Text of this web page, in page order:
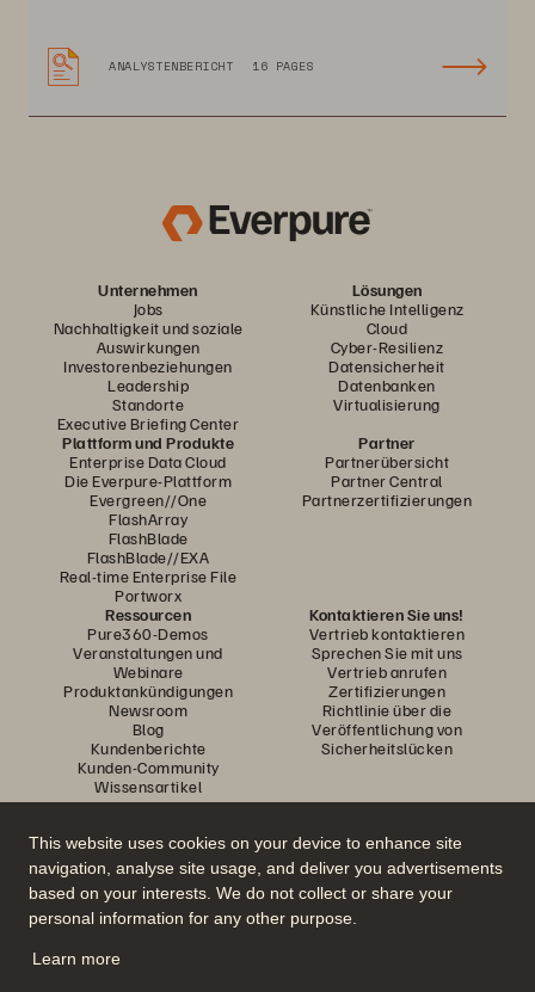
This website uses cookies on your device to enhance site
navigation, analyse site usage, and deliver you advertisements
based on your interests. We do not collect or share your
personal information for any other purpose.
Learn more
ANALYSTENBERICHT 16 PAGES
Unternehmen
Jobs
Nachhaltigkeit und soziale
Auswirkungen
Investorenbeziehungen
Leadership
Standorte
Executive Briefing Center
Lösungen
Künstliche Intelligenz
Cloud
Cyber-Resilienz
Datensicherheit
Datenbanken
Virtualisierung
Plattform und Produkte
Enterprise Data Cloud
Die Everpure-Plattform
Evergreen//One
FlashArray
FlashBlade
FlashBlade//EXA
Real-time Enterprise File
Portworx
Partner
Partnerübersicht
Partner Central
Partnerzertifizierungen
Ressourcen
Pure360-Demos
Veranstaltungen und
Webinare
Produktankündigungen
Newsroom
Blog
Kundenberichte
Kunden-Community
Wissensartikel
Kontaktieren Sie uns!
Vertrieb kontaktieren
Sprechen Sie mit uns
Vertrieb anrufen
Zertifizierungen
Richtlinie über die
Veröffentlichung von
Sicherheitslücken
Diskutiere mit
Folgen Sie den Everpure Social Media Kanälen